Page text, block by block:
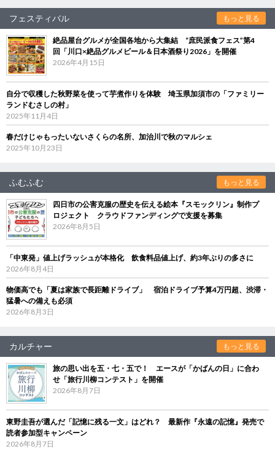
フェスティバル もっと見る
絶品屋台グルメが全国各地から大集結 “庶民派食フェス”第4
回「川口×絶品グルメビール＆日本酒祭り2026」を開催
2026年4月15日
自分で収穫した秋野菜を使って芋煮作りを体験 埼玉県加須市の「ファミリー
ランドむさしの村」
2025年11月4日
春だけじゃもったいないさくらの名所、加治川で秋のマルシェ
2025年10月23日
ふむふむ もっと見る
四日市の公害克服の歴史を伝える絵本『スモックリン』制作プ
ロジェクト クラウドファンディングで支援を募集
2026年8月5日
「中東発」値上げラッシュが本格化 飲食料品値上げ、約3年ぶりの多さに
2026年8月4日
物価高でも「夏は家族で長距離ドライブ」 宿泊ドライブ予算4万円超、渋滞・
猛暑への備えも必須
2026年8月3日
カルチャー もっと見る
旅の思い出を五・七・五で！ エースが「かばんの日」に合わ
せ「旅行川柳コンテスト」を開催
2026年8月7日
東野圭吾が選んだ「記憶に残る一文」はどれ？ 最新作『永遠の記憶』発売で
読者参加型キャンペーン
2026年8月7日